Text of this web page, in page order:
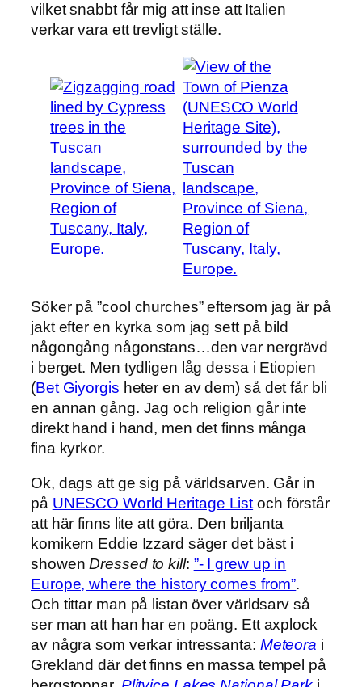
vilket snabbt får mig att inse att Italien
verkar vara ett trevligt ställe.
Söker på ”cool churches” eftersom jag är på
jakt efter en kyrka som jag sett på bild
någongång någonstans…den var nergrävd
i berget. Men tydligen låg dessa i Etiopien
(Bet Giyorgis heter en av dem) så det får bli
en annan gång. Jag och religion går inte
direkt hand i hand, men det finns många
fina kyrkor.
Ok, dags att ge sig på världsarven. Går in
på UNESCO World Heritage Listoch förstår
att här finns lite att göra. Den briljanta
komikern Eddie Izzard säger det bäst i
showenDressed to kill: ”- I grew up in
Europe, where the history comes from”.
Och tittar man på listan över världsarv så
ser man att han har en poäng. Ett axplock
av några som verkar intressanta: Meteora i
Grekland där det finns en massa tempel på